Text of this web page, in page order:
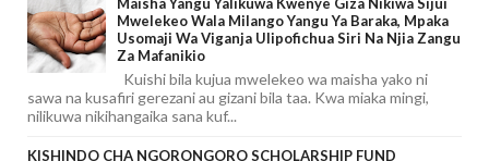
Mwelekeo Wala Milango Yangu Ya Baraka, Mpaka
Usomaji Wa Viganja Ulipofichua Siri Na Njia Zangu
Za Mafanikio
Kuishi bila kujua mwelekeo wa maisha yako ni
sawa na kusafiri gerezani au gizani bila taa. Kwa miaka mingi,
nilikuwa nikihangaika sana kuf...
KISHINDO CHA NGORONGORO SCHOLARSHIP FUND